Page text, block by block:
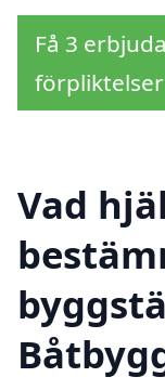
Få 3
förpliktelser
Vad